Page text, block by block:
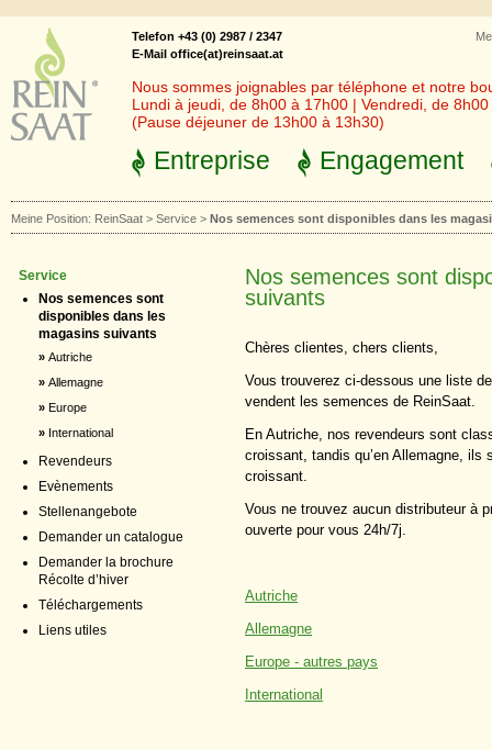
Telefon +43 (0) 2987 / 2347
E-Mail office(at)reinsaat.at
Nous sommes joignables par téléphone et notre
Lundi à jeudi, de 8h00 à 17h00 | Vendredi, de
(Pause déjeuner de 13h00 à 13h30)
Entreprise Engagement
Meine Position: ReinSaat > Service > Nos semences sont disponibles dans les
Service
Nos semences sont
disponibles dans les
magasins suivants
» Autriche
» Allemagne
» Europe
» International
Revendeurs
Evènements
Stellenangebote
Demander un catalogue
Demander la brochure
Récolte d’hiver
Téléchargements
Liens utiles
Nos semences sont
suivants
Chères clientes, chers clients,
Vous trouverez ci-dessous une liste
vendent les semences de ReinSaat.
En Autriche, nos revendeurs sont
croissant, tandis qu’en Allemagne,
croissant.
Vous ne trouvez aucun distributeur à
ouverte pour vous 24h/7j.
Autriche
Allemagne
Europe - autres pays
International